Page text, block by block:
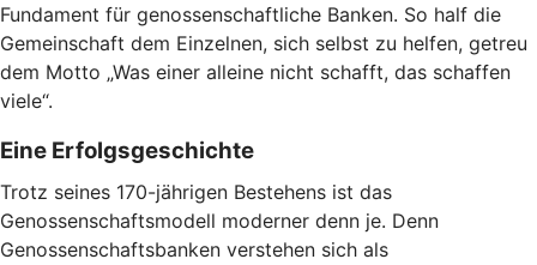
Fundament für genossenschaftliche Banken. So half die
Gemeinschaft dem Einzelnen, sich selbst zu helfen, getreu
dem Motto „Was einer alleine nicht schafft, das schaffen
viele“.
Eine Erfolgsgeschichte
Trotz seines 170-jährigen Bestehens ist das
Genossenschaftsmodell moderner denn je. Denn
Genossenschaftsbanken verstehen sich als